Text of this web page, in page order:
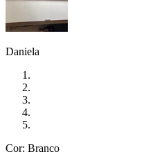
Daniela
Cor: Branco